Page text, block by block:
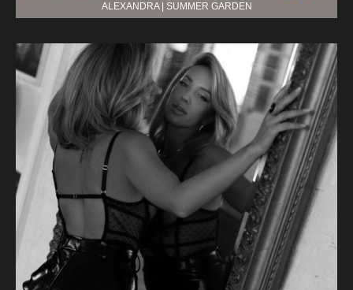
ALEXANDRA | SUMMER GARDEN